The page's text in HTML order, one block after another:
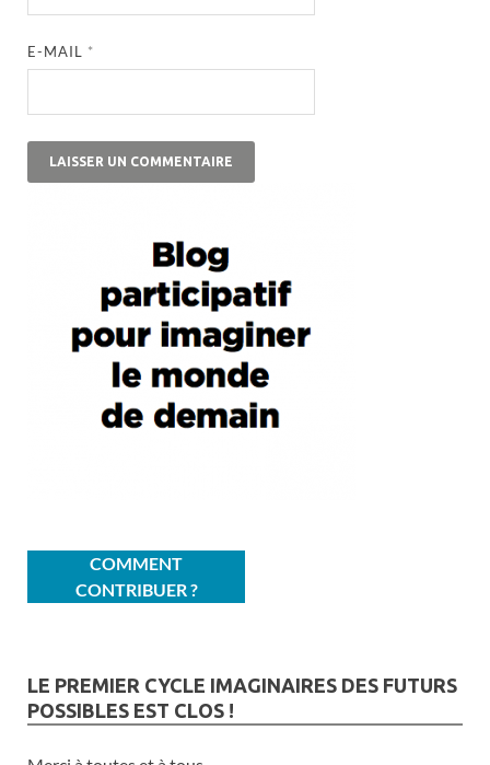
E-MAIL *
COMMENT
CONTRIBUER ?
LE PREMIER CYCLE IMAGINAIRES DES FUTURS
POSSIBLES EST CLOS !